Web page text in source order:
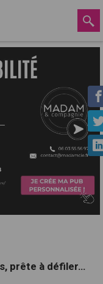
prête à défiler…